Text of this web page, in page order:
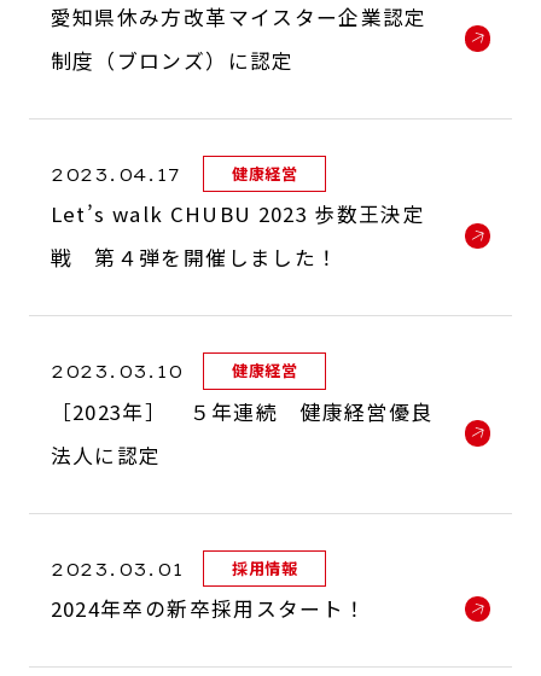
愛知県休み方改革マイスター企業認定
制度（ブロンズ）に認定
2023.04.17 健康経営
Let’s walk CHUBU 2023 歩数王決定
戦 第４弾を開催しました！
2023.03.10 健康経営
［2023年］ ５年連続 健康経営優良
法人に認定
2023.03.01 採用情報
2024年卒の新卒採用スタート！